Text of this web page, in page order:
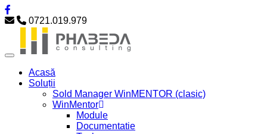
0721.019.979
Acasă
Soluții
Sold Manager WinMENTOR (clasic)
WinMentor
Module
Documentatie